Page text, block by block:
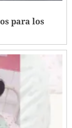
para los